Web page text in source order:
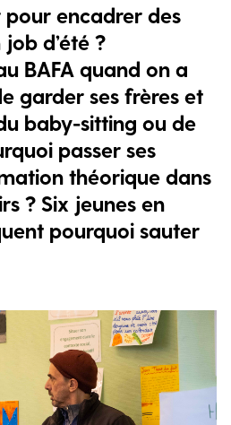
encadrer des
d’été ?
BAFA quand on a
garder ses frères et
baby-sitting ou de
passer ses
théorique dans
? Six jeunes en
pourquoi sauter